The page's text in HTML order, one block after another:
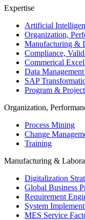
Expertise
Artificial
Organization,
Manufacturing &
Compliance,
Commerical
Data
SAP
Program &
Organization,
Process Mining
Change
Training
Manufacturing &
Digitalization
Global Business
Requirement
System
MES Service